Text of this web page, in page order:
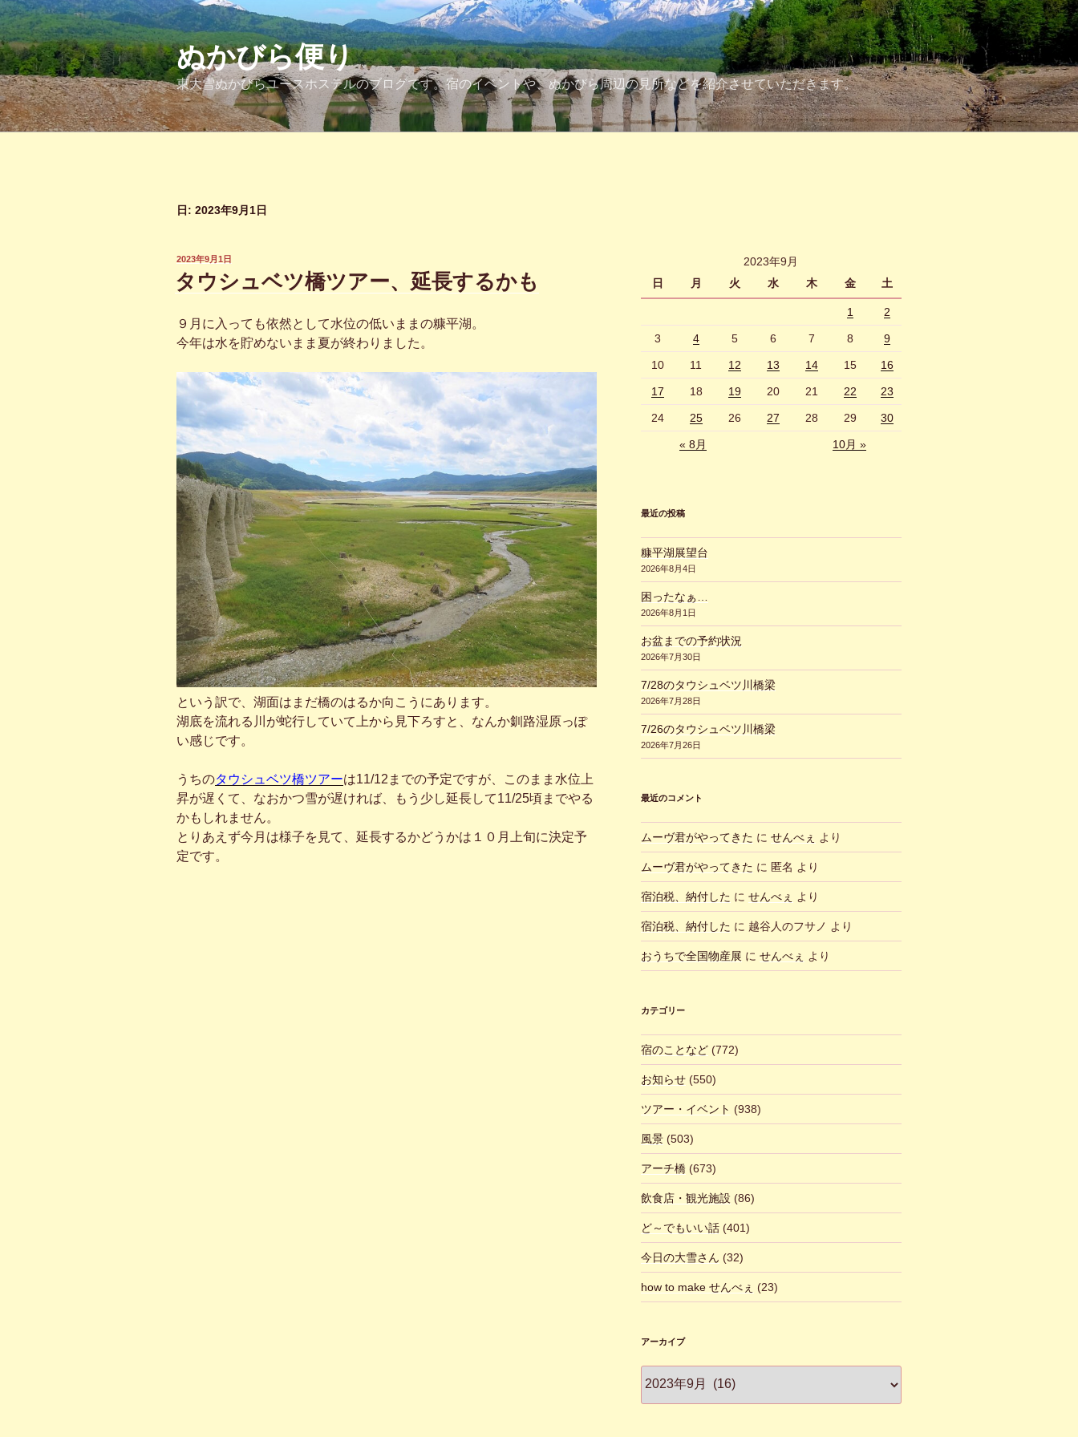
コ
ン
テ
ン
ツ
へ
ス
ぬかびら便り
東大雪ぬかびらユースホステルのブログです。宿のイベントや、ぬかびら周辺の見所などを紹介させていただきます。
日: 2023年9月1日
投
稿
日:
2023年9月1日
タウシュベツ橋ツアー、延長するかも
９月に入っても依然として水位の低いままの糠平湖。
今年は水を貯めないまま夏が終わりました。
という訳で、湖面はまだ橋のはるか向こうにあります。
湖底を流れる川が蛇行していて上から見下ろすと、なんか釧路湿原っぽ
い感じです。
うちのタウシュベツ橋ツアーは11/12までの予定ですが、このまま水位上
昇が遅くて、なおかつ雪が遅ければ、もう少し延長して11/25頃までやる
かもしれません。
とりあえず今月は様子を見て、延長するかどうかは１０月上旬に決定予
定です。
2023年9月
日
月 火 水 木 金 土
1 2
3 4 5 6 7 8 9
10 11 12 13 14 15 16
17 18 19 20 21 22 23
24 25 26 27 28 29 30
« 8月 10月 »
最近の投稿
糠平湖展望台
2026年8月4日
困ったなぁ…
2026年8月1日
お盆までの予約状況
2026年7月30日
7/28のタウシュベツ川橋梁
2026年7月28日
7/26のタウシュベツ川橋梁
2026年7月26日
最近のコメント
ムーヴ君がやってきた に せんべぇ より
ムーヴ君がやってきた に 匿名 より
宿泊税、納付した に せんべぇ より
宿泊税、納付した に 越谷人のフサノ より
おうちで全国物産展 に せんべぇ より
カテゴリー
宿のことなど(772)
お知らせ(550)
ツアー・イベント (938)
風景(503)
アーチ橋(673)
飲食店・観光施設 (86)
ど～でもいい話(401)
今日の大雪さん (32)
how to make せんべぇ (23)
アーカイブ
ー
カ